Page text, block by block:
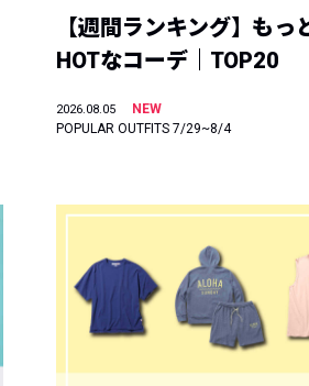
【週間ランキング】もっ
HOTなコーデ｜TOP20
2026.08.05
NEW
POPULAR OUTFITS 7/29~8/4